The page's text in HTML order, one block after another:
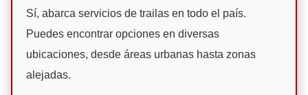
Sí, abarca servicios de trailas en todo el país.
Puedes encontrar opciones en diversas
ubicaciones, desde áreas urbanas hasta zonas
alejadas.